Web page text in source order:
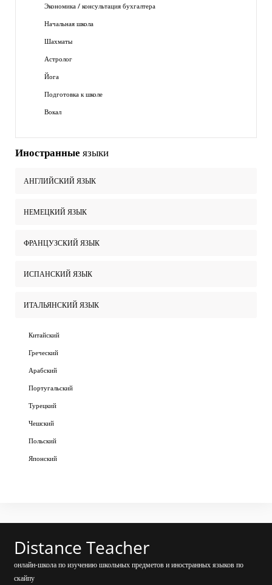
Экономика / консультация бухгалтера
Начальная школа
Шахматы
Астролог
Йога
Подготовка к школе
Вокал
Иностранные языки
АНГЛИЙСКИЙ ЯЗЫК
НЕМЕЦКИЙ ЯЗЫК
ФРАНЦУЗСКИЙ ЯЗЫК
ИСПАНСКИЙ ЯЗЫК
ИТАЛЬЯНСКИЙ ЯЗЫК
Китайский
Греческий
Арабский
Португальский
Турецкий
Чешский
Польский
Японский
Distance Teacher
онлайн-школа по изучению школьных предметов и иностранных языков по
скайпу